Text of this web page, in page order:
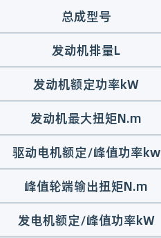
总成型号
发动机排量L
发动机额定功率kW
发动机最大扭矩N.m
驱动电机额定/峰值功率kw
峰值轮端输出扭矩N.m
发电机额定/峰值功率kW